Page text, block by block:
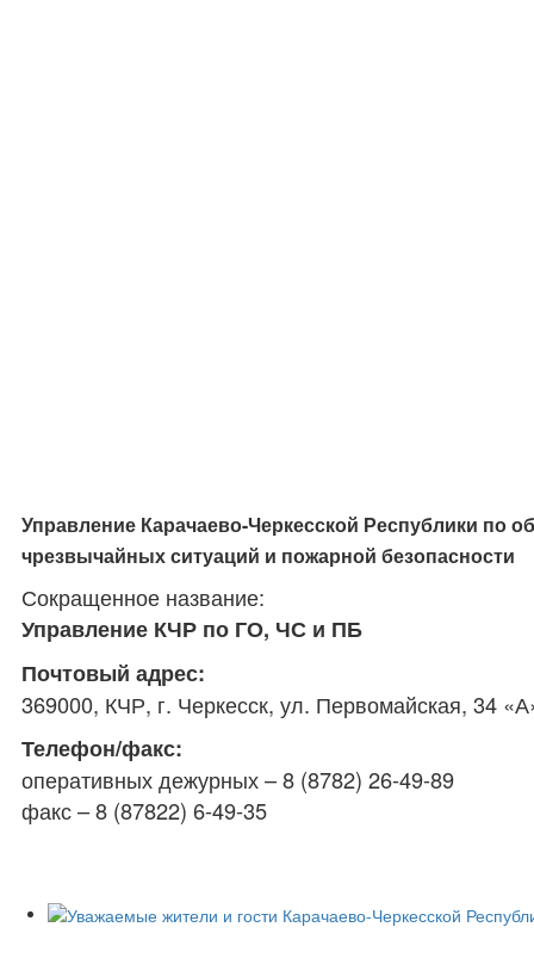
Управление Карачаево-Черкесской Республики по
чрезвычайных ситуаций и пожарной безопасности
Сокращенное название:
Управление КЧР по ГО, ЧС и ПБ
Почтовый адрес:
369000, КЧР, г. Черкесск, ул. Первомайская, 34
Телефон/факс:
оперативных дежурных – 8 (8782) 26-49-89
факс – 8 (87822) 6-49-35